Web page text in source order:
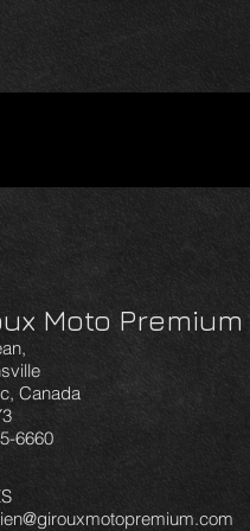
Moto
Canada
6660